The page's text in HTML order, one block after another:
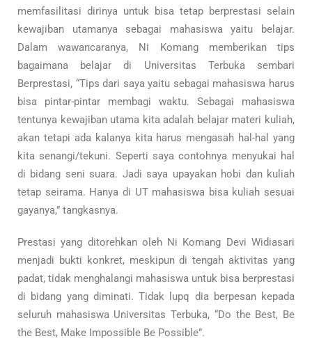
memfasilitasi dirinya untuk bisa tetap berprestasi selain
kewajiban utamanya sebagai mahasiswa yaitu belajar.
Dalam wawancaranya, Ni Komang memberikan tips
bagaimana belajar di Universitas Terbuka sembari
Berprestasi, “Tips dari saya yaitu sebagai mahasiswa harus
bisa pintar-pintar membagi waktu. Sebagai mahasiswa
tentunya kewajiban utama kita adalah belajar materi kuliah,
akan tetapi ada kalanya kita harus mengasah hal-hal yang
kita senangi/tekuni. Seperti saya contohnya menyukai hal
di bidang seni suara. Jadi saya upayakan hobi dan kuliah
tetap seirama. Hanya di UT mahasiswa bisa kuliah sesuai
gayanya,” tangkasnya.
Prestasi yang ditorehkan oleh Ni Komang Devi Widiasari
menjadi bukti konkret, meskipun di tengah aktivitas yang
padat, tidak menghalangi mahasiswa untuk bisa berprestasi
di bidang yang diminati. Tidak lupq dia berpesan kepada
seluruh mahasiswa Universitas Terbuka, “Do the Best, Be
the Best, Make Impossible Be Possible”.